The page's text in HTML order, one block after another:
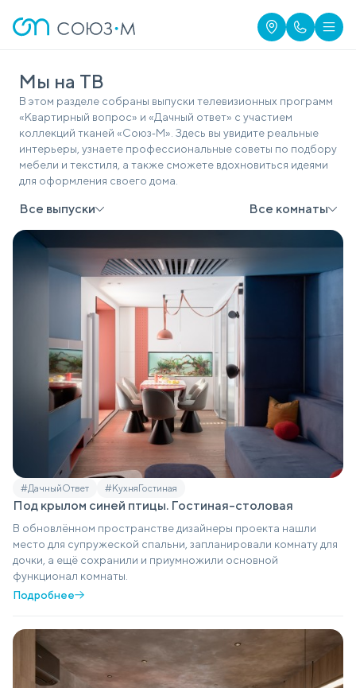
Мы на ТВ
В этом разделе собраны выпуски телевизионных программ
«Квартирный вопрос» и «Дачный ответ» с участием
коллекций тканей «Союз‑М». Здесь вы увидите реальные
интерьеры, узнаете профессиональные советы по подбору
мебели и текстиля, а также сможете вдохновиться идеями
для оформления своего дома.
Все выпуски Все комнаты
#ДачныйОтвет #КухняГостиная
Под крылом синей птицы. Гостиная-столовая
В обновлённом пространстве дизайнеры проекта нашли
место для супружеской спальни, запланировали комнату для
дочки, а ещё сохранили и приумножили основной
функционал комнаты.
Подробнее